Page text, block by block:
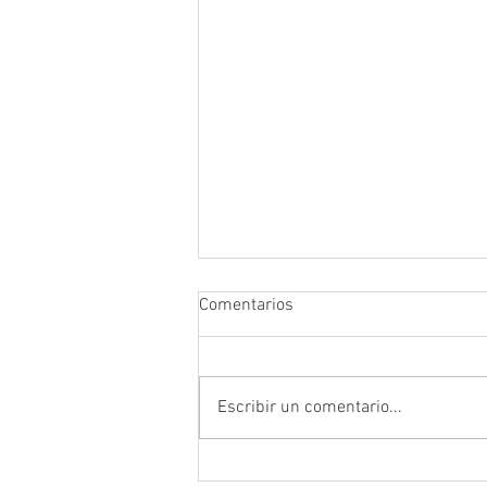
Comentarios
Escribir un comentario...